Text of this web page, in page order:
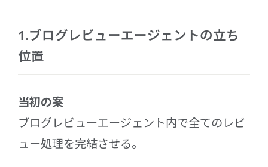
1.ブログレビューエージェントの立ち
位置
当初の案
ブログレビューエージェント内で全てのレビ
ュー処理を完結させる。